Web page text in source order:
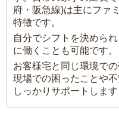
府・阪急線)は主にファ
特徴です。
自分でシフトを決めら
に働くことも可能です。
お客様宅と同じ環境で
現場での困ったことや
しっかりサポートします